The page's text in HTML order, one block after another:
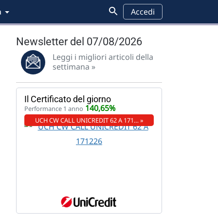
Accedi
Newsletter del 07/08/2026
Leggi i migliori articoli della
settimana »
Il Certificato del giorno
Performance 1 anno 140,65%
UCH CW CALL UNICREDIT 62 A 171… »